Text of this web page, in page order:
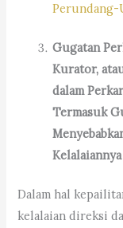
Perundang-
Gugatan
Kurator,
dalam
Termasuk
Dalam hal
kelalaian direksi